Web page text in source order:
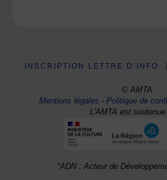
INSCRIPTION LETTRE D’INFO
© AMTA
Mentions légales -Politique de
L'AMTA est
*ADN : Acteur de